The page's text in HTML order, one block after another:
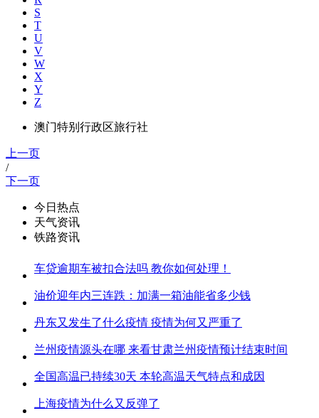
S
T
U
V
W
X
Y
Z
澳门特别行政区旅行社
上一页
/
下一页
今日热点
天气资讯
铁路资讯
车贷逾期车被扣合法吗 教你如何处理！
油价迎年内三连跌：加满一箱油能省多少钱
丹东又发生了什么疫情 疫情为何又严重了
兰州疫情源头在哪 来看甘肃兰州疫情预计结束时间
全国高温已持续30天 本轮高温天气特点和成因
上海疫情为什么又反弹了